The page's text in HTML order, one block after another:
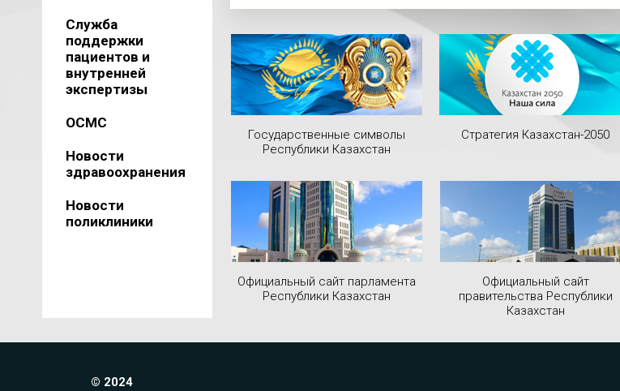
Служба
поддержки
пациентов и
внутренней
экспертизы
ОСМС
Новости
здравоохранения
Новости
поликлиники
Государственные символы
Республики Казахстан
Стратегия Казахстан-2050
Официальный сайт парламента
Республики Казахстан
Официальный сайт
правительства Республики
Казахстан
© 2024